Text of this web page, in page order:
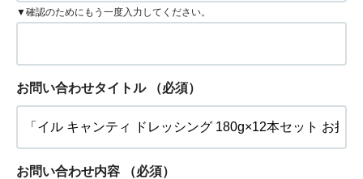
▼確認のためにもう一度入力してください。
お問い合わせタイトル （必須）
お問い合わせ内容 （必須）